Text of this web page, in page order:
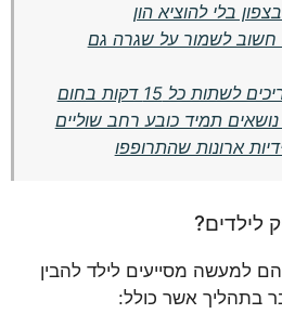
בלי להוציא הון
חשוב לשמור על שגרה גם
כל 15 דקות בחום
תמיד כובע רחב שוליים
ארונות שהתרופפו
לילדים?
למעשה מסייעים לילד להבין
בתהליך אשר כולל: